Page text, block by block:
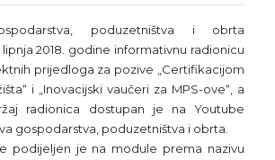
poduzetništva i obrta
lipnja 2018. godine informativnu radionicu
prijedloga za pozive „Certifikacijom
i „Inovacijski vaučeri za MPS-ove“, a
radionica dostupan je na Youtube
gospodarstva, poduzetništva i obrta.
podijeljen je na module prema nazivu